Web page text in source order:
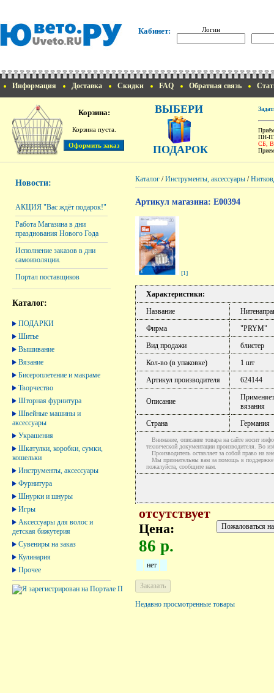
Кабинет: Логин
Информация Доставка Скидки FAQ Обратная связь
Корзина:
Корзина пуста.
ВЫБЕРИ
ПОДАРОК
ПН-
СБ,
Новости:
АКЦИЯ "Вас ждёт подарок!"
Работа Магазина в дни
празднования Нового Года
Исполнение заказов в дни
самоизоляции.
Портал поставщиков
Каталог:
ПОДАРКИ
Шитье
Вышивание
Вязание
Бисероплетение и макраме
Творчество
Шторная фурнитура
Швейные машины и
аксессуары
Украшения
Шкатулки, коробки, сумки,
кошельки
Инструменты, аксессуары
Фурнитура
Шнурки и шнуры
Игры
Аксессуары для волос и
детская бижутерия
Сувениры на заказ
Кулинария
Прочее
Каталог /Инструменты, аксессуары /
Артикул магазина: E00394
[1]
Характеристики:
Название
Фирма
"PRYM"
Вид продажи
блистер
Кол-во (в упаковке)
1 шт
Артикул производителя
624144
Описание
вязания
Страна
Германия
Внимание, описание товара на сайте носит
технической документации производителя. Во
Производитель оставляет за собой право на
Мы признательны вам за помощь в поддержке
пожалуйста, сообщите нам.
отсутствует
Цена:
86 р.
нет
Недавно просмотренные товары